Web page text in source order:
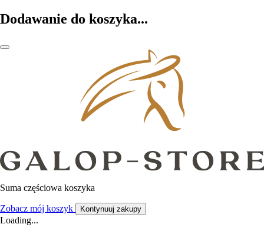
Dodawanie do koszyka...
Suma częściowa koszyka
Zobacz mój koszyk Kontynuuj zakupy
Loading...